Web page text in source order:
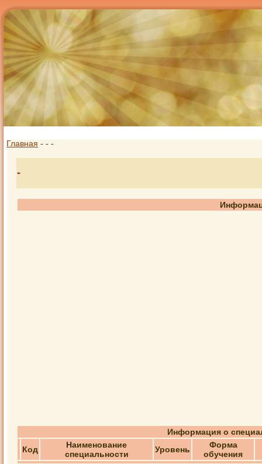
Главная - - -
-
Информация о
Код
Наименование
специальности
Уровень
Форма
обучения